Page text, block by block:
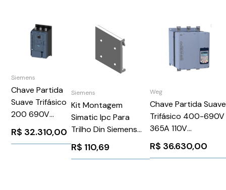
Siemens
Chave Partida
Suave Trifásico
200 690V
370A 110 220V
3RW55466HA16
R$ 32.310,00
Siemens
Kit Montagem
Simatic Ipc Para
Trilho Din Siemens
6AG40210AA200AA1
R$ 110,69
Weg
Chave Partida Suave
Trifásico 400-690V
365A 110V
WEG Weg 15376492
R$ 36.630,00